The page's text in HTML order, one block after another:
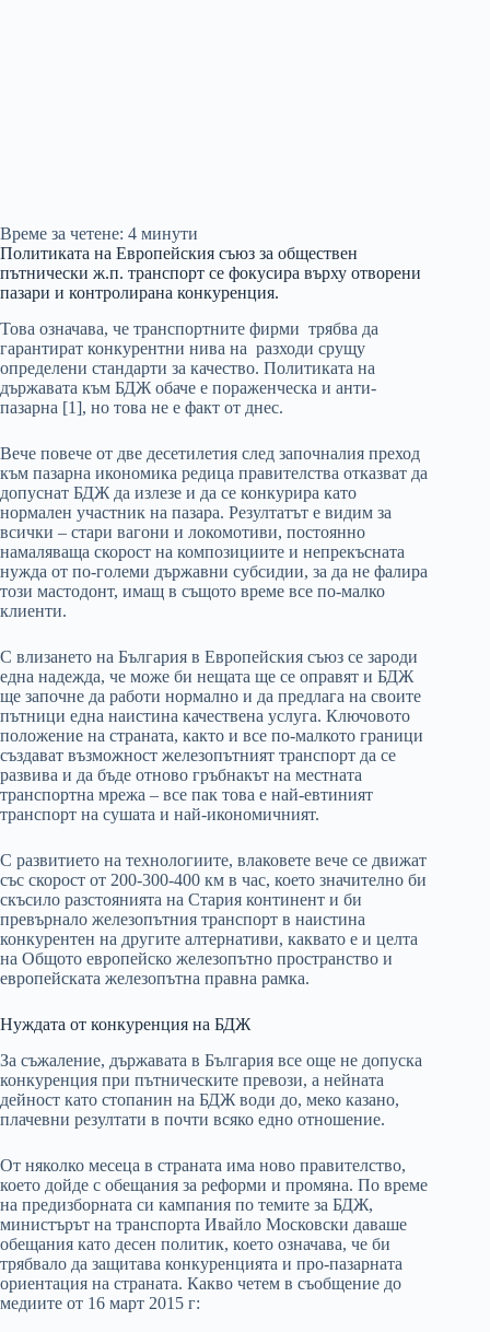
Време за четене: 4 минути
Политиката на Европейския съюз за обществен
пътнически ж.п. транспорт се фокусира върху отворени
пазари и контролирана конкуренция.
Това означава, че транспортните фирми трябва да
гарантират конкурентни нива на разходи срущу
определени стандарти за качество. Политиката на
държавата към БДЖ обаче е пораженческа и анти-
пазарна [1], но това не е факт от днес.
Вече повече от две десетилетия след започналия преход
към пазарна икономика редица правителства отказват да
допуснат БДЖ да излезе и да се конкурира като
нормален участник на пазара. Резултатът е видим за
всички – стари вагони и локомотиви, постоянно
намаляваща скорост на композициите и непрекъсната
нужда от по-големи държавни субсидии, за да не фалира
този мастодонт, имащ в същото време все по-малко
клиенти.
С влизането на България в Европейския съюз се зароди
една надежда, че може би нещата ще се оправят и БДЖ
ще започне да работи нормално и да предлага на своите
пътници една наистина качествена услуга. Ключовото
положение на страната, както и все по-малкото граници
създават възможност железопътният транспорт да се
развива и да бъде отново гръбнакът на местната
транспортна мрежа – все пак това е най-евтиният
транспорт на сушата и най-икономичният.
С развитието на технологиите, влаковете вече се движат
със скорост от 200-300-400 км в час, което значително би
скъсило разстоянията на Стария континент и би
превърнало железопътния транспорт в наистина
конкурентен на другите алтернативи, каквато е и целта
на Общото европейско железопътно пространство и
европейската железопътна правна рамка.
Нуждата от конкуренция на БДЖ
За съжаление, държавата в България все още не допуска
конкуренция при пътническите превози, а нейната
дейност като стопанин на БДЖ води до, меко казано,
плачевни резултати в почти всяко едно отношение.
От няколко месеца в страната има ново правителство,
което дойде с обещания за реформи и промяна. По време
на предизборната си кампания по темите за БДЖ,
министърът на транспорта Ивайло Московски даваше
обещания като десен политик, което означава, че би
трябвало да защитава конкуренцията и про-пазарната
ориентация на страната. Какво четем в съобщение до
медиите от 16 март 2015 г: